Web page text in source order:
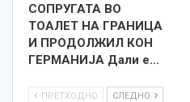
СОПРУГАТА ВО
ТОАЛЕТ НА ГРАНИЦА
И ПРОДОЛЖИЛ КОН
ГЕРМАНИЈА Дали е…
ПРЕТХОДНО СЛЕДНО